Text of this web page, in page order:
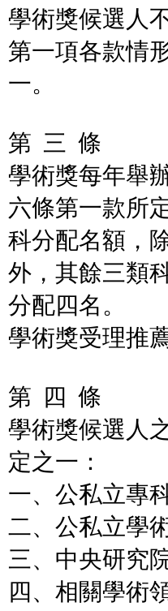
學術獎候選人
第一項各款情
一。
第 三 條
學術獎每年舉
六條第一款所
科分配名額，
外，其餘三類
分配四名。
學術獎受理推
第 四 條
學術獎候選人
定之一：
一、公私立專
二、公私立學
三、中央研究
四、相關學術